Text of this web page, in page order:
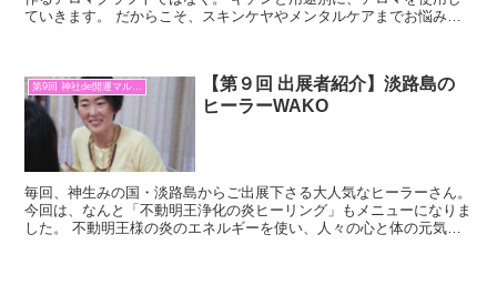
ていきます。 だからこそ、スキンケヤやメンタルケアまでお悩みに
第9回 神社de開運マルシェ
【第９回 出展者紹介】淡路島の
ヒーラーWAKO
毎回、神生みの国・淡路島からご出展下さる大人気なヒーラーさん。
今回は、なんと「不動明王浄化の炎ヒーリング」もメニューになりま
した。 不動明王様の炎のエネルギーを使い、人々の心と体の元気に